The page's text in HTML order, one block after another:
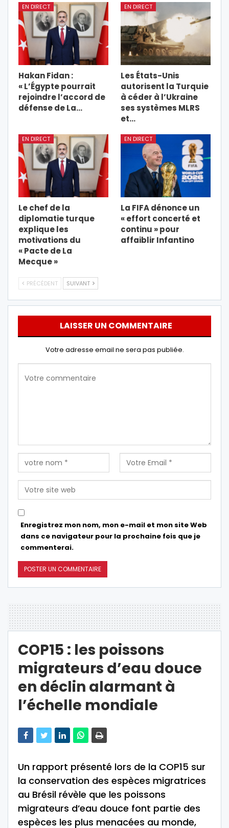
EN DIRECT
Hakan Fidan :
« L’Égypte pourrait
rejoindre l’accord de
défense de La…
EN DIRECT
Les États-Unis
autorisent la Turquie
à céder à l’Ukraine
ses systèmes MLRS
et…
EN DIRECT
Le chef de la
diplomatie turque
explique les
motivations du
« Pacte de La
Mecque »
EN DIRECT
La FIFA dénonce un
« effort concerté et
continu » pour
affaiblir Infantino
PRÉCÉDENT SUIVANT
LAISSER UN COMMENTAIRE
Votre adresse email ne sera pas publiée.
Enregistrez mon nom, mon e-mail et mon site Web
dans ce navigateur pour la prochaine fois que je
commenterai.
COP15 : les poissons
migrateurs d’eau douce
en déclin alarmant à
l’échelle mondiale
Un rapport présenté lors de la COP15 sur
la conservation des espèces migratrices
au Brésil révèle que les poissons
migrateurs d’eau douce font partie des
espèces les plus menacées au monde,